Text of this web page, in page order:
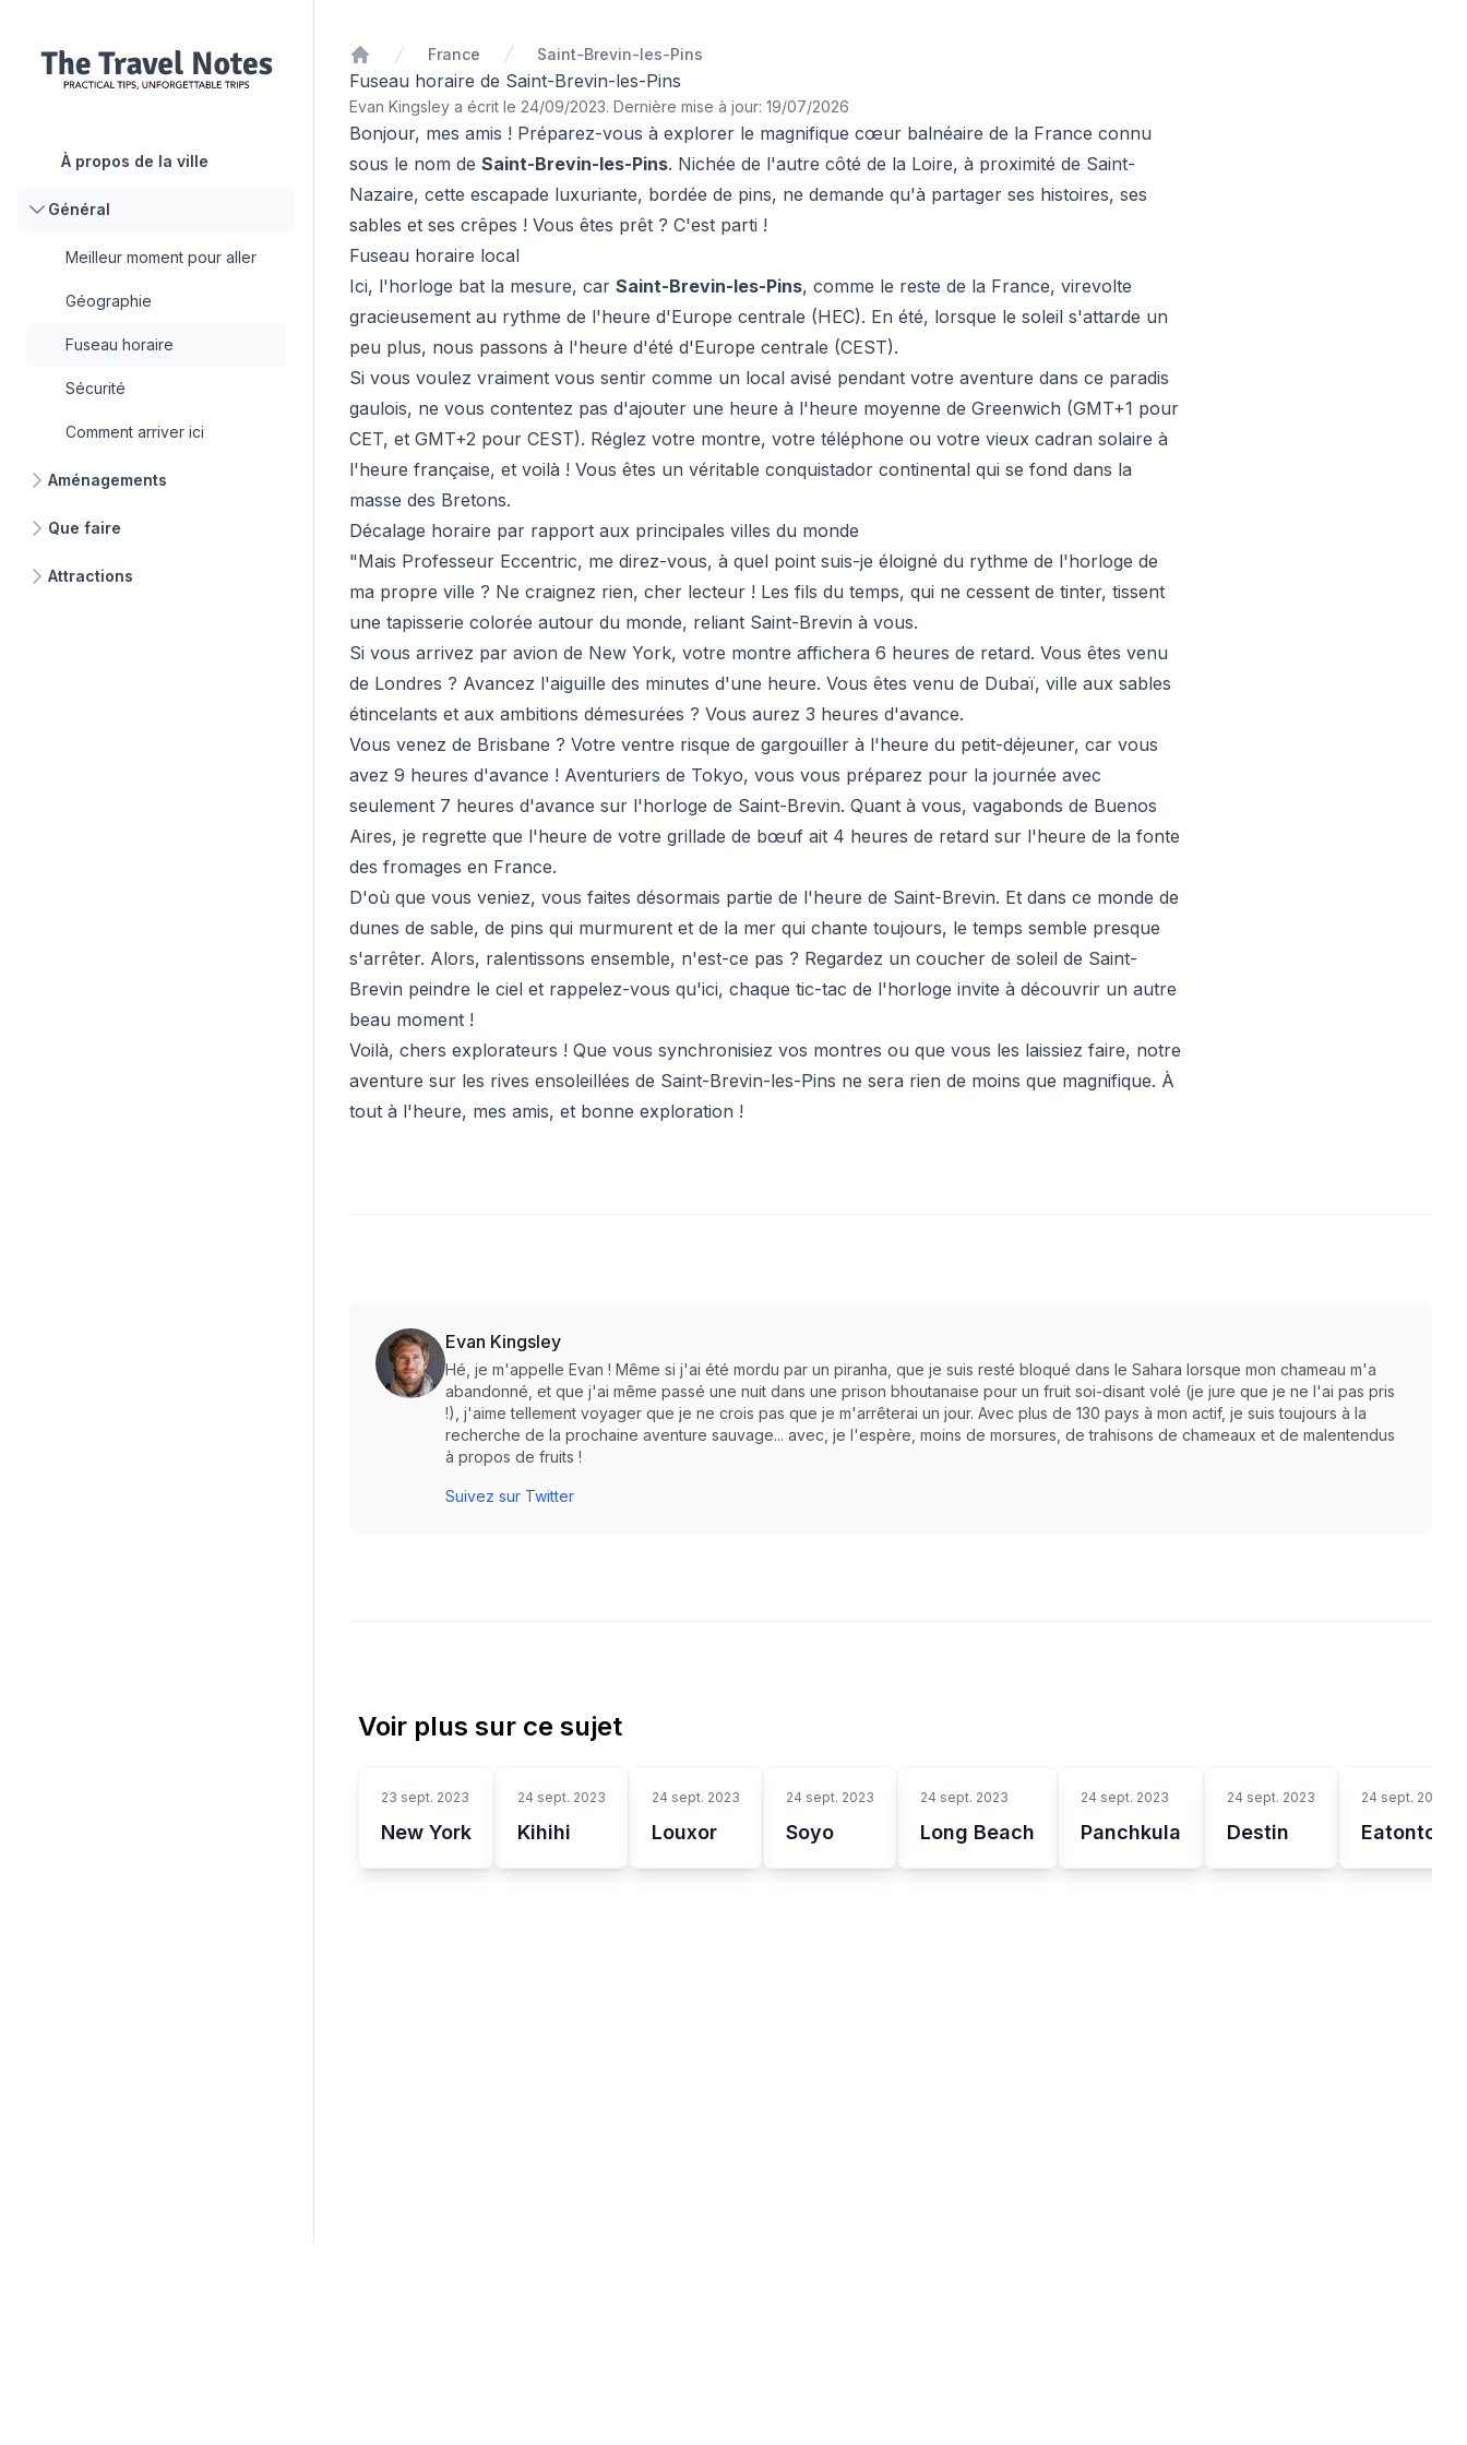
À propos de la ville
Général
Meilleur moment pour aller
Géographie
Fuseau horaire
Sécurité
Comment arriver ici
Aménagements
Que faire
Attractions
Accueil
France Saint-Brevin-les-Pins
Fuseau horaire de Saint-Brevin-les-Pins
Evan Kingsley a écrit le 24/09/2023. Dernière mise à jour: 19/07/2026
Bonjour, mes amis ! Préparez-vous à explorer le magnifique cœur balnéaire de la France connu
sous le nom de Saint-Brevin-les-Pins. Nichée de l'autre côté de la Loire, à proximité de Saint-
Nazaire, cette escapade luxuriante, bordée de pins, ne demande qu'à partager ses histoires, ses
sables et ses crêpes ! Vous êtes prêt ? C'est parti !
Fuseau horaire local
Ici, l'horloge bat la mesure, car Saint-Brevin-les-Pins, comme le reste de la France, virevolte
gracieusement au rythme de l'heure d'Europe centrale (HEC). En été, lorsque le soleil s'attarde un
peu plus, nous passons à l'heure d'été d'Europe centrale (CEST).
Si vous voulez vraiment vous sentir comme un local avisé pendant votre aventure dans ce paradis
gaulois, ne vous contentez pas d'ajouter une heure à l'heure moyenne de Greenwich (GMT+1 pour
CET, et GMT+2 pour CEST). Réglez votre montre, votre téléphone ou votre vieux cadran solaire à
l'heure française, et voilà ! Vous êtes un véritable conquistador continental qui se fond dans la
masse des Bretons.
Décalage horaire par rapport aux principales villes du monde
"Mais Professeur Eccentric, me direz-vous, à quel point suis-je éloigné du rythme de l'horloge de
ma propre ville ? Ne craignez rien, cher lecteur ! Les fils du temps, qui ne cessent de tinter, tissent
une tapisserie colorée autour du monde, reliant Saint-Brevin à vous.
Si vous arrivez par avion de New York, votre montre affichera 6 heures de retard. Vous êtes venu
de Londres ? Avancez l'aiguille des minutes d'une heure. Vous êtes venu de Dubaï, ville aux sables
étincelants et aux ambitions démesurées ? Vous aurez 3 heures d'avance.
Vous venez de Brisbane ? Votre ventre risque de gargouiller à l'heure du petit-déjeuner, car vous
avez 9 heures d'avance ! Aventuriers de Tokyo, vous vous préparez pour la journée avec
seulement 7 heures d'avance sur l'horloge de Saint-Brevin. Quant à vous, vagabonds de Buenos
Aires, je regrette que l'heure de votre grillade de bœuf ait 4 heures de retard sur l'heure de la fonte
des fromages en France.
D'où que vous veniez, vous faites désormais partie de l'heure de Saint-Brevin. Et dans ce monde de
dunes de sable, de pins qui murmurent et de la mer qui chante toujours, le temps semble presque
s'arrêter. Alors, ralentissons ensemble, n'est-ce pas ? Regardez un coucher de soleil de Saint-
Brevin peindre le ciel et rappelez-vous qu'ici, chaque tic-tac de l'horloge invite à découvrir un autre
beau moment !
Voilà, chers explorateurs ! Que vous synchronisiez vos montres ou que vous les laissiez faire, notre
aventure sur les rives ensoleillées de Saint-Brevin-les-Pins ne sera rien de moins que magnifique. À
tout à l'heure, mes amis, et bonne exploration !
Evan Kingsley
Hé, je m'appelle Evan ! Même si j'ai été mordu par un piranha, que je suis resté bloqué dans le Sahara lorsque mon chameau m'a
abandonné, et que j'ai même passé une nuit dans une prison bhoutanaise pour un fruit soi-disant volé (je jure que je ne l'ai pas pris
!), j'aime tellement voyager que je ne crois pas que je m'arrêterai un jour. Avec plus de 130 pays à mon actif, je suis toujours à la
recherche de la prochaine aventure sauvage... avec, je l'espère, moins de morsures, de trahisons de chameaux et de malentendus
à propos de fruits !
Suivez sur Twitter
Voir plus sur ce sujet
23 sept. 2023
New York
24 sept. 2023
Kihihi
24 sept. 2023
Louxor
24 sept. 2023
Soyo
24 sept. 2023
Long Beach
24 sept. 2023
Panchkula
24 sept. 2023
Destin
24 sept. 2023
Eatontown